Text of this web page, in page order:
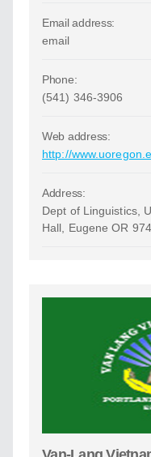
Email address:
email
Phone:
(541) 346-3906
Web address:
http://
Address:
Dept of Linguistics,
Hall, Eugene OR